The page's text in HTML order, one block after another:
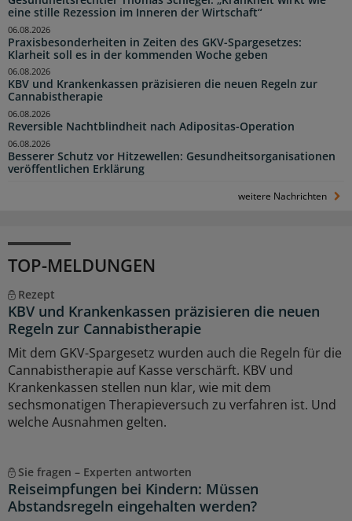
eine stille Rezession im Inneren der Wirtschaft“
Praxisbesonderheiten in Zeiten des GKV-Spargesetzes:
Klarheit soll es in der kommenden Woche geben
06.08.2026
KBV und Krankenkassen präzisieren die neuen Regeln zur
Cannabistherapie
06.08.2026
Reversible Nachtblindheit nach Adipositas-Operation
06.08.2026
Besserer Schutz vor Hitzewellen: Gesundheitsorganisationen
veröffentlichen Erklärung
06.08.2026
weitere Nachrichten
TOP-MELDUNGEN
Rezept
KBV und Krankenkassen präzisieren die neuen
Regeln zur Cannabistherapie
Mit dem GKV-Spargesetz wurden auch die Regeln für die
Cannabistherapie auf Kasse verschärft. KBV und
Krankenkassen stellen nun klar, wie mit dem
sechsmonatigen Therapieversuch zu verfahren ist. Und
welche Ausnahmen gelten.
Sie fragen – Experten antworten
Reiseimpfungen bei Kindern: Müssen
Abstandsregeln eingehalten werden?